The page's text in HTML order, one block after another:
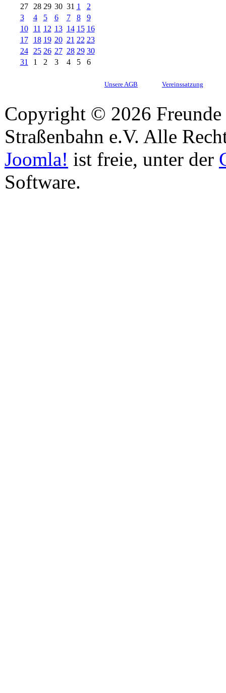
27
28 29 30 31 1
2
3
4 5 6 7 8
9
10
11 12 13 14 15 16
17
18 19 20 21 22 23
24
25 26 27 28 29 30
31
1 2 3 4 5 6
Unsere AGB Vereinssatzung
Copyright © 2026
Straßenbahn e.V. Alle
Joomla! ist freie, unter der
Software.